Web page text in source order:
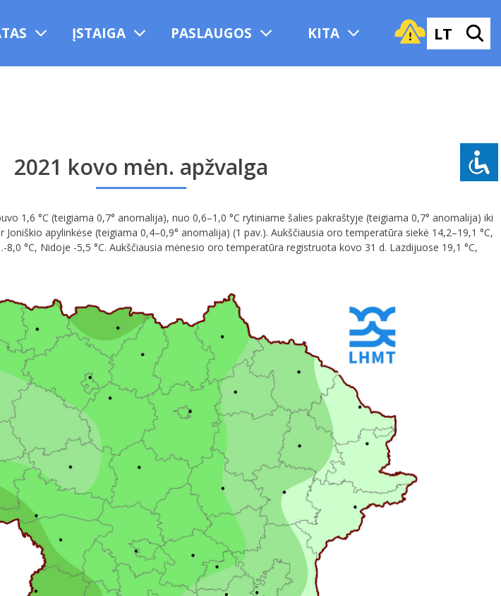
ĮSTAIGA PASLAUGOS KITA LT
2021 kovo mėn. apžvalga
1,6 °C (teigiama 0,7° anomalija), nuo 0,6–1,0 °C rytiniame šalies pakraštyje (teigiama 0,7° anomalija) iki
apylinkėse (teigiama 0,4–0,9° anomalija) (1 pav.). Aukščiausia oro temperatūra siekė 14,2–19,1 °C,
°C, Nidoje -5,5 °C. Aukščiausia mėnesio oro temperatūra registruota kovo 31 d. Lazdijuose 19,1 °C,